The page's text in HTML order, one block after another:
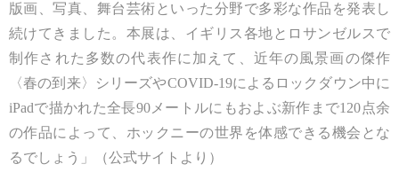
版画、写真、舞台芸術といった分野で多彩な作品を発表し
続けてきました。本展は、イギリス各地とロサンゼルスで
制作された多数の代表作に加えて、近年の風景画の傑作
〈春の到来〉シリーズやCOVID-19によるロックダウン中に
iPadで描かれた全長90メートルにもおよぶ新作まで120点余
の作品によって、ホックニーの世界を体感できる機会とな
るでしょう」（公式サイトより）